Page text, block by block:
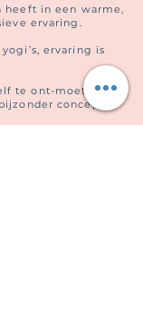
heeft in een warme,
ervaring.
ervaring is
te ont-moeten en
concept.